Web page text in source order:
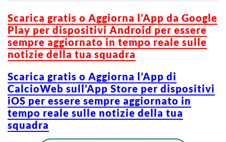
Scarica gratis o Aggiorna l’App da Google
Play per dispositivi Android per essere
sempre aggiornato in tempo reale sulle
notizie della tua squadra
Scarica gratis o Aggiorna l’App di
CalcioWeb sull’App Store per dispositivi
iOS per essere sempre aggiornato in
tempo reale sulle notizie della tua
squadra